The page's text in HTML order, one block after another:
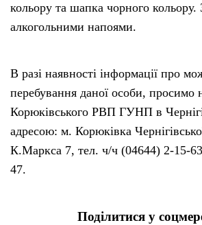
кольору та шапка чорного кольору.
алкогольними напоями.
В разі наявності інформації про
перебування даної особи, просимо
Корюківського РВП ГУНП в
адресою: м. Корюківка
К.Маркса 7, тел. ч/ч (04644) 2-15-
47.
Поділитися у